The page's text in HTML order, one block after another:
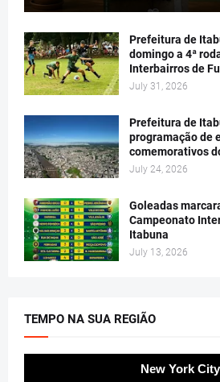
Prefeitura de
domingo a 4ª
Interbairros de
July 31, 2026
Prefeitura de
programação de
comemorativos
July 24, 2026
Goleadas
Campeonato
Itabuna
July 13, 2026
TEMPO NA SUA REGIÃO
New York City